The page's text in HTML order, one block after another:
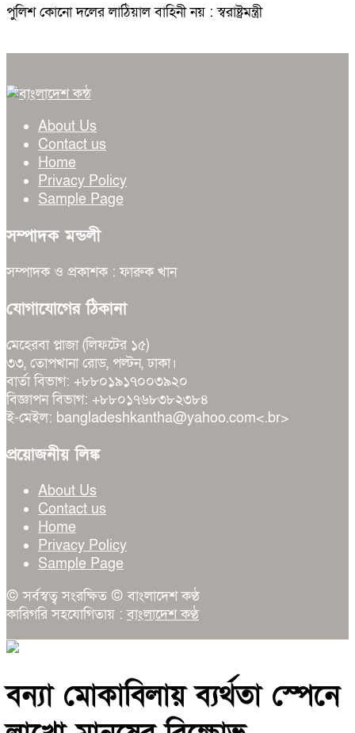
পুলিশ কোনো দলের লাঠিয়াল বাহিনী নয় : স্বরাষ্ট্রমন্ত্রী
About Us
Contact us
Home
Privacy Policy
Sample Page
সম্পাদক মন্ডলী
সম্পাদক ও প্রকাশক : ফারুক খান
যোগাযোগের ঠিকানা
মেহেরবা প্লাজা (লিফটের ১৫)
৩৩, তোপখানা রোড, পল্টন, ঢাকা।
বার্তা বিভাগ: +৮৮০১৯১৭০০৩৯২০
বিজ্ঞাপন বিভাগ: +৮৮০১৭৬৮৩৮২৩৮৪
ই-মেইল: bangladeshkantha@yahoo.com<.br>
প্রয়োজনীয় লিঙ্ক
About Us
Contact us
Home
Privacy Policy
Sample Page
© সর্বস্বত্ব সংরক্ষিত © বাংলাদেশ কণ্ঠ
কারিগরি সহযোগিতায় :বাংলাদেশ কণ্ঠ
বন্যা মোকাবিলায় ব্যর্থতা স্পেনে